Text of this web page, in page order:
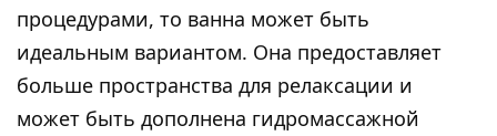
процедурами, то ванна может быть
идеальным вариантом. Она предоставляет
больше пространства для релаксации и
может быть дополнена гидромассажной